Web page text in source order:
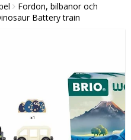
Fordon, bilbanor och
Battery train